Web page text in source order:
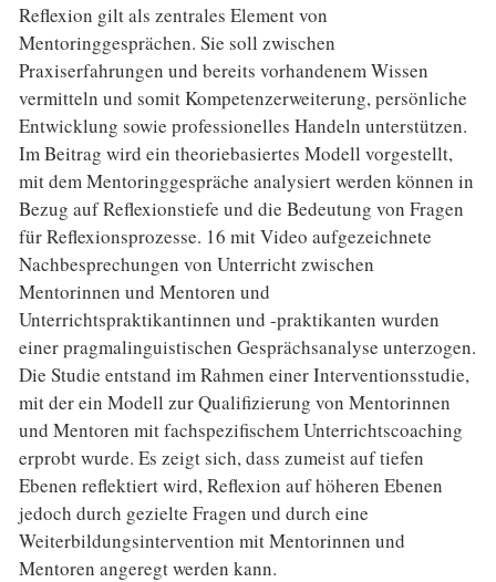
Reflexion gilt als zentrales Element von
Mentoringgesprächen. Sie soll zwischen
Praxiserfahrungen und bereits vorhandenem Wissen
vermitteln und somit Kompetenzerweiterung, persönliche
Entwicklung sowie professionelles Handeln unterstützen.
Im Beitrag wird ein theoriebasiertes Modell vorgestellt,
mit dem Mentoringgespräche analysiert werden können in
Bezug auf Reflexionstiefe und die Bedeutung von Fragen
für Reflexionsprozesse. 16 mit Video aufgezeichnete
Nachbesprechungen von Unterricht zwischen
Mentorinnen und Mentoren und
Unterrichtspraktikantinnen und -praktikanten wurden
einer pragmalinguistischen Gesprächsanalyse unterzogen.
Die Studie entstand im Rahmen einer Interventionsstudie,
mit der ein Modell zur Qualifizierung von Mentorinnen
und Mentoren mit fachspezifischem Unterrichtscoaching
erprobt wurde. Es zeigt sich, dass zumeist auf tiefen
Ebenen reflektiert wird, Reflexion auf höheren Ebenen
jedoch durch gezielte Fragen und durch eine
Weiterbildungsintervention mit Mentorinnen und
Mentoren angeregt werden kann.